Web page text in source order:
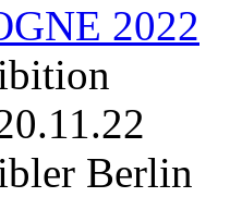
2022
Berlin